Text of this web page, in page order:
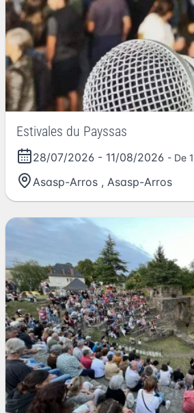
Estivales du Payssas
28/07/2026 - 11/08/2026 - De
Asasp-Arros , Asasp-Arros